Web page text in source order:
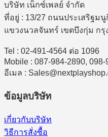
บริษัท เน็กซ์เพลย์ จำกัด
ที่อยู่ : 13/27 ถนนประเสริฐมนู
แขวงนวลจันทร์ เขตบึงกุ่ม ก
Tel : 02-491-4564 ต่อ 1096
Mobile : 087-984-2890,
อีเมล :
ข้อมูลบริษัท
เกี่ยวกับบริษัท
วิธีการสั่งซื้อ